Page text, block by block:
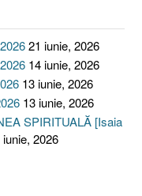
21 iunie, 2026
14 iunie, 2026
13 iunie, 2026
13 iunie, 2026
SPIRITUALĂ [Isaia
iunie, 2026